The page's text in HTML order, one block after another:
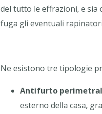
del tutto le effrazioni, e sia
fuga gli eventuali
Ne esistono tre tipologie
Antifurto
esterno della casa,